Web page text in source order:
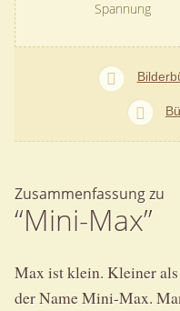
Spannung
Zusammenfassung zu
“Mini-Max”
Max ist klein. Kleiner
der Name Mini-Max.